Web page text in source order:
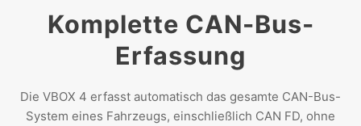
Komplette CAN-Bus-
Erfassung
Die VBOX 4 erfasst automatisch das gesamte CAN-Bus-
System eines Fahrzeugs, einschließlich CAN FD, ohne